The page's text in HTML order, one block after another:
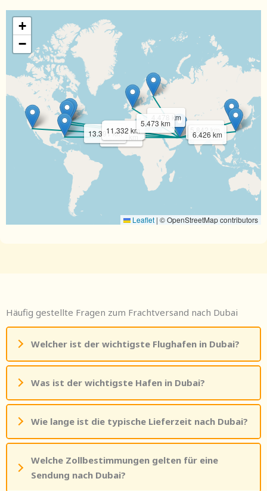
4.478 km
11.008 km
12.600 km
13.391 km11.332 km 6.426 km
5.473 km
+
−
Leaflet | © OpenStreetMap contributors
Häufig gestellte Fragen zum Frachtversand nach Dubai
Welcher ist der wichtigste Flughafen in Dubai?
Was ist der wichtigste Hafen in Dubai?
Wie lange ist die typische Lieferzeit nach Dubai?
Welche Zollbestimmungen gelten für eine
Sendung nach Dubai?